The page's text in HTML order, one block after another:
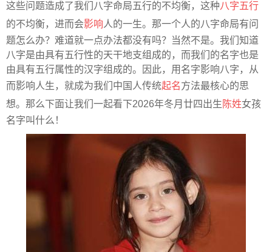
这些问题造成了我们八字命局五行的不均衡，这种八字五行
的不均衡，进而会影响人的一生。那一个人的八字命局有问
题怎么办？难道就一点办法都没有吗？当然不是。我们知道
八字是由具有五行性的天干地支组成的，而我们的名字也是
由具有五行属性的汉字组成的。因此，用名字影响八字，从
而影响人生，就成为我们中国人传统起名方法最核心的思
想。那么下面让我们一起看下2026年冬月廿四出生 陈姓女孩
名字叫什么！